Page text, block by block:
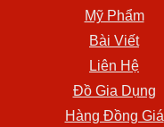
Mỹ Phẩm
Bài Viết
Liên Hệ
Đồ Gia Dụng
Hàng Đồng Giá